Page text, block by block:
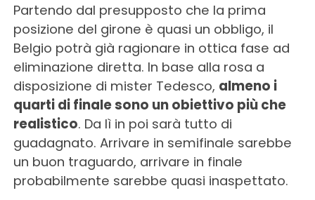
Partendo dal presupposto che la prima
posizione del girone è quasi un obbligo, il
Belgio potrà già ragionare in ottica fase ad
eliminazione diretta. In base alla rosa a
disposizione di mister Tedesco, almeno i
quarti di finale sono un obiettivo più che
realistico. Da lì in poi sarà tutto di
guadagnato. Arrivare in semifinale sarebbe
un buon traguardo, arrivare in finale
probabilmente sarebbe quasi inaspettato.